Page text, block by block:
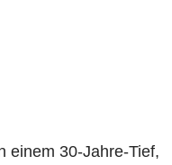
einem 30-Jahre-Tief,